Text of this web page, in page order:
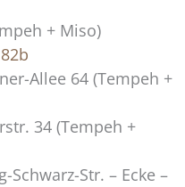
+ Miso)
Allee 64 (Tempeh +
34 (Tempeh +
Schwarz-Str. – Ecke –